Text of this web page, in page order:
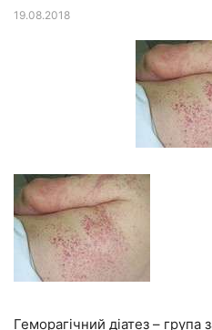
19.08.2018
Геморагічний діатез –